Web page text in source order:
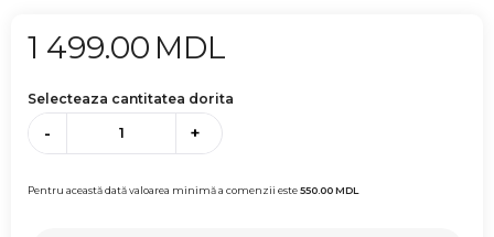
1 499.00 MDL
Selecteaza cantitatea dorita
- +
Pentru această dată valoarea minimă a comenzii este550.00MDL